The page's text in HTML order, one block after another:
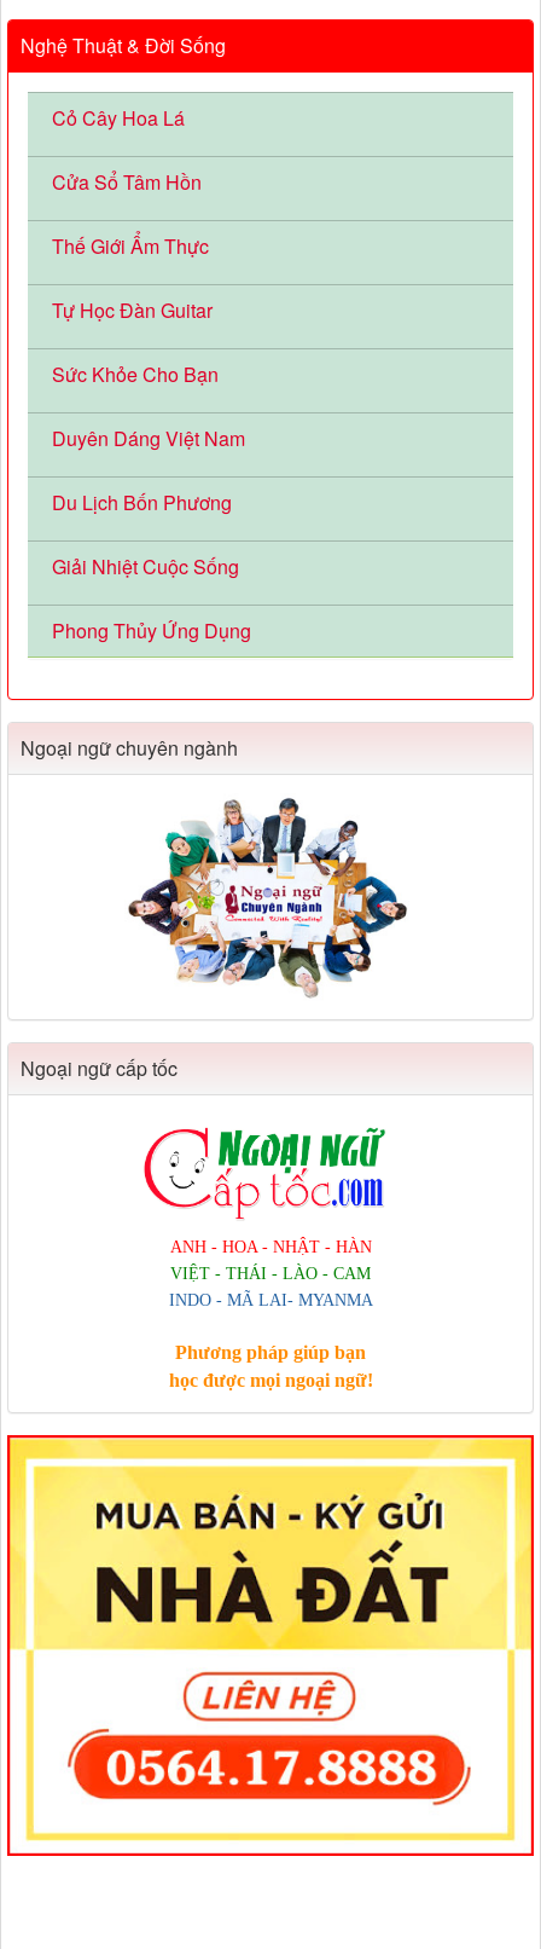
Nghệ Thuật & Đời Sống
Cỏ Cây Hoa Lá
Cửa Sổ Tâm Hồn
Thế Giới Ẩm Thực
Tự Học Đàn Guitar
Sức Khỏe Cho Bạn
Duyên Dáng Việt Nam
Du Lịch Bốn Phương
Giải Nhiệt Cuộc Sống
Phong Thủy Ứng Dụng
Ngoại ngữ chuyên ngành
Ngoại ngữ cấp tốc
ANH - HOA - NHẬT - HÀN
VIỆT - THÁI - LÀO - CAM
INDO - MÃ LAI- MYANMA
Phương pháp giúp bạn
học được mọi ngoại ngữ!